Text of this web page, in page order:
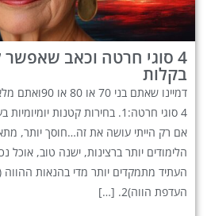
4 סוגי חרטה וכאב
בקלות
דמיינו שאתם
4 סוגי חרטה:1. בחירות קטנות
אם רק הייתי עושה את זה…חוסך יותר,
הלימודים יותר ברצינות, ישנה טוב, אוכל
העתיד מתמקדים יותר מדי בהנאות
העדפת הווה)2. […]